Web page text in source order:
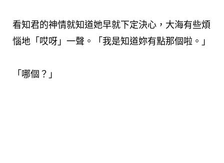
看知君的神情就知道她早就下定決心，大海有些煩
惱地「哎呀」一聲。「我是知道妳有點那個啦。」
「哪個？」